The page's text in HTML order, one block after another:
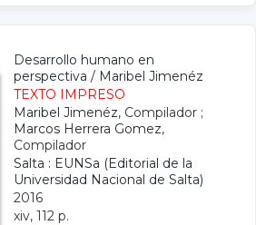
Desarrollo humano en
perspectiva / Maribel Jimenéz
TEXTO IMPRESO
Maribel Jimenéz, Compilador ;
Marcos Herrera Gomez,
Compilador
Salta : EUNSa (Editorial de la
Universidad Nacional de Salta)
2016
xiv, 112 p.